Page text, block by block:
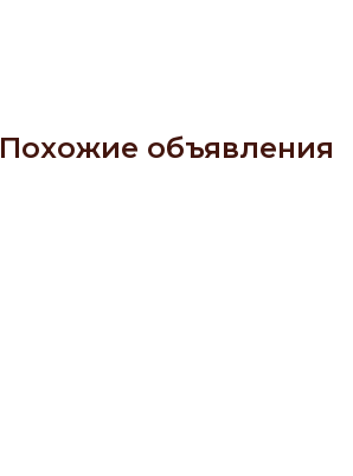
Похожие объявления